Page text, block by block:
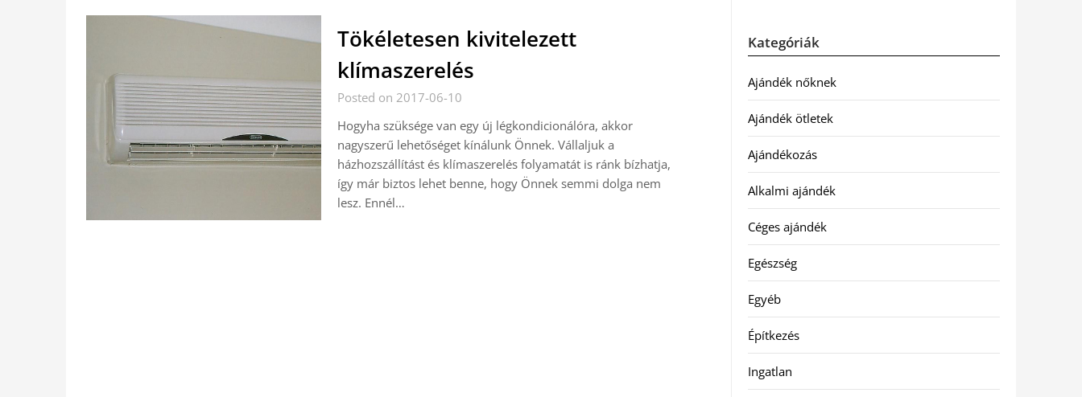
Tökéletesen kivitelezett
klímaszerelés
Posted on 2017-06-10
Hogyha szüksége van egy új légkondicionálóra, akkor
nagyszerű lehetőséget kínálunk Önnek. Vállaljuk a
házhozszállítást és klímaszerelés folyamatát is ránk bízhatja,
így már biztos lehet benne, hogy Önnek semmi dolga nem
lesz. Ennél…
Kategóriák
Ajándék nőknek
Ajándék ötletek
Ajándékozás
Alkalmi ajándék
Céges ajándék
Egészség
Egyéb
Építkezés
Ingatlan